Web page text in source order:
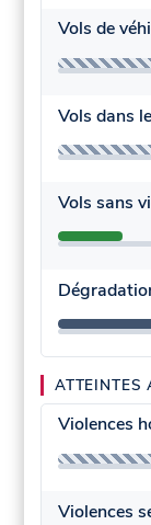
Vols de
Vols dans
Vols sans
ATTEINTES
Violences
Violences